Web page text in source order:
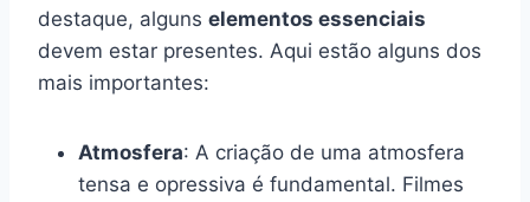
destaque, alguns elementos essenciais
devem estar presentes. Aqui estão alguns dos
mais importantes:
Atmosfera: A criação de uma atmosfera
tensa e opressiva é fundamental. Filmes